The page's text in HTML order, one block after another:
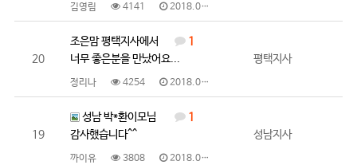
김영림 4141 2018.03.26
20
1
조은맘 평택지사에서
너무 좋은분을 만났어요...
정리나 4254 2018.03.22
평택지사
19
1
성남 박*환이모님
감사했습니다^^
까이유 3808 2018.03.22
성남지사